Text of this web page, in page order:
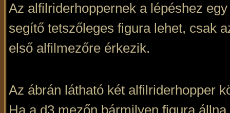
Az alfilriderhoppernek a lépéshez
segítő tetszőleges figura lehet, csak
első alfilmezőre érkezik.
Az ábrán látható két alfilriderhopper
Ha a d3 mezőn bármilyen figura